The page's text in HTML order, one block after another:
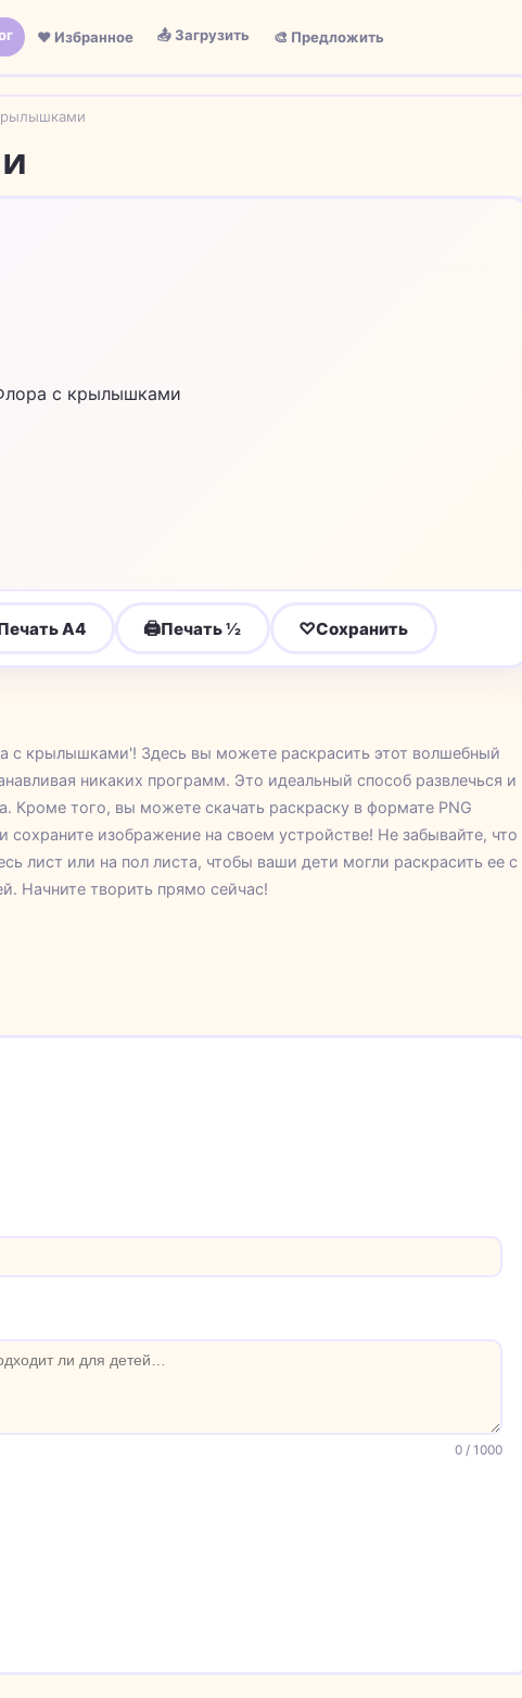
❤️ Избранное 📤 Загрузить 🎨 Предложить
A4 🖨Печать ½ ♡Сохранить
с крылышками'! Здесь вы можете раскрасить этот волшебный
никаких программ. Это идеальный способ развлечься и
Кроме того, вы можете скачать раскраску в формате PNG
изображение на своем устройстве! Не забывайте, что
лист или на пол листа, чтобы ваши дети могли раскрасить ее с
Начните творить прямо сейчас!
0/ 1000